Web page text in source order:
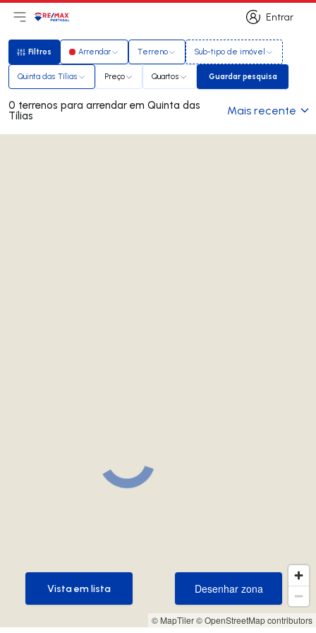
Entrar
Entrar
Abri menu principal
LogoIr para página inicial
Filtros
Filtros Arrendar Terreno Sub-tipo de imóvel
Quinta das Tílias Preço Quartos Guardar pesquisa
Guardar pesquisa
0 terrenos para arrendar em Quinta das
Tílias Mais recente
© MapTiler© OpenStreetMap contributors
Desenhar zona
Desenhar zona
Vista em lista
Vista em lista